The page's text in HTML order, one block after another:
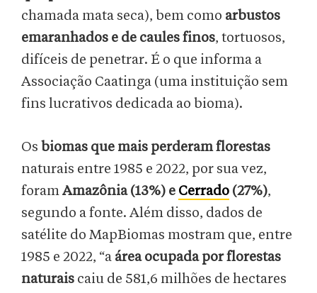
chamada mata seca), bem como arbustos
emaranhados e de caules finos, tortuosos,
difíceis de penetrar. É o que informa a
Associação Caatinga (uma instituição sem
fins lucrativos dedicada ao bioma).
Os biomas que mais perderam florestas
naturais entre 1985 e 2022, por sua vez,
foramAmazônia (13%) e Cerrado (27%),
segundo a fonte. Além disso, dados de
satélite do MapBiomas mostram que, entre
1985 e 2022, “a área ocupada por florestas
naturais caiu de 581,6 milhões de hectares